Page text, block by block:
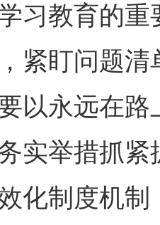
习教育的
紧盯问题
以永远在
实举措抓
化制度机